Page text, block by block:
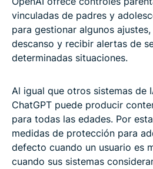
vinculadas de padres y
para gestionar algunos
descanso y recibir alertas de
determinadas situaciones.
Al igual que otros sistemas de
ChatGPT puede producir
para todas las edades. Por
medidas de protección para
defecto cuando un usuario es
cuando sus sistemas